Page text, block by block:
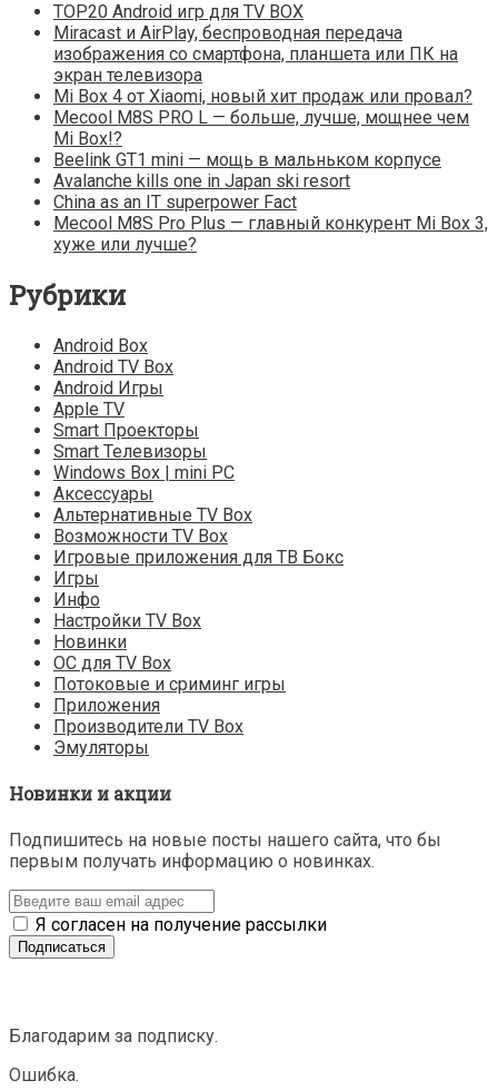
TOP20 Android игр для TV BOX
Miracast и AirPlay, беспроводная передача
изображения со смартфона, планшета или ПК на
экран телевизора
Mi Box 4 от Xiaomi, новый хит продаж или провал?
Mecool M8S PRO L — больше, лучше, мощнее чем
Mi Box!?
Beelink GT1 mini — мощь в мальньком корпусе
Avalanche kills one in Japan ski resort
China as an IT superpower Fact
Mecool M8S Pro Plus — главный конкурент Mi Box 3,
хуже или лучше?
Рубрики
Android Box
Android TV Box
Android Игры
Apple TV
Smart Проекторы
Smart Телевизоры
Windows Box | mini PC
Аксессуары
Альтернативные TV Box
Возможности TV Box
Игровые приложения для ТВ Бокс
Игры
Инфо
Настройки TV Box
Новинки
ОС для TV Box
Потоковые и сриминг игры
Приложения
Производители TV Box
Эмуляторы
Новинки и акции
Подпишитесь на новые посты нашего сайта, что бы
первым получать информацию о новинках.
Я согласен на получение рассылки
Благодарим за подписку.
Ошибка.